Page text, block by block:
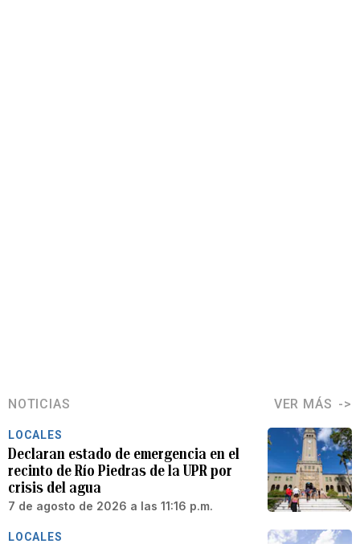
NOTICIAS VER MÁS
LOCALES
Declaran estado de emergencia en el
recinto de Río Piedras de la UPR por
crisis del agua
7 de agosto de 2026 a las 11:16 p.m.
LOCALES